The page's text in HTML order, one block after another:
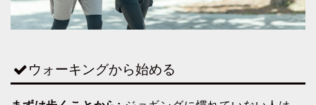
ウォーキングから始める